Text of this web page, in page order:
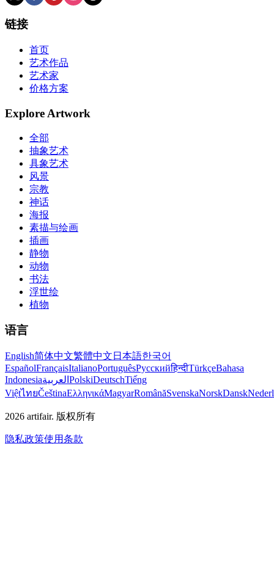
链接
首页
艺术作品
艺术家
价格方案
Explore Artwork
全部
抽象艺术
具象艺术
风景
宗教
神话
海报
素描与绘画
插画
静物
动物
书法
浮世绘
植物
语言
English简体中文繁體中文 日本語한국어
EspañolFrançaisItalianoPortuguêsРусскийहिन्दीTürkçeBahasa
Indonesiaالعربية PolskiDeutschTiếng
ViệtไทยČeštinaΕλληνικάMagyarRomânăSvenskaNorskDansk
2026 artifair. 版权所有
隐私政策使用条款